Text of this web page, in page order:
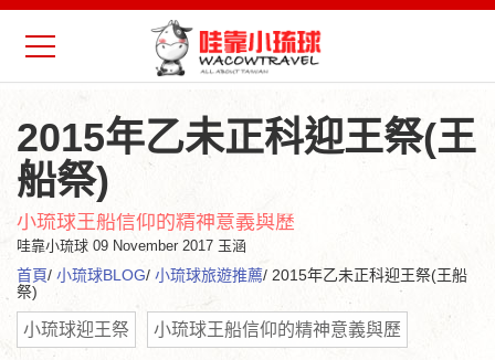
2015年乙未正科迎王祭(王
船祭)
小琉球王船信仰的精神意義與歷
哇靠小琉球 09 November 2017 玉涵
首頁/ 小琉球BLOG/ 小琉球旅遊推薦/ 2015年乙未正科迎王祭(王船
祭)
小琉球迎王祭 小琉球王船信仰的精神意義與歷